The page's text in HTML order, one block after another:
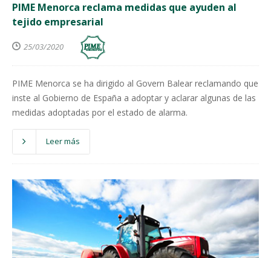
PIME Menorca reclama medidas que ayuden al
tejido empresarial
25/03/2020
PIME Menorca se ha dirigido al Govern Balear reclamando que
inste al Gobierno de España a adoptar y aclarar algunas de las
medidas adoptadas por el estado de alarma.
Leer más